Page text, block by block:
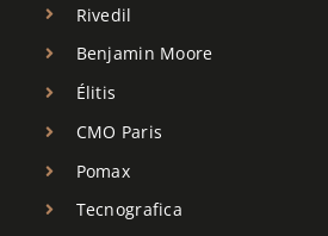
Rivedil
Benjamin Moore
Élitis
CMO Paris
Pomax
Tecnografica